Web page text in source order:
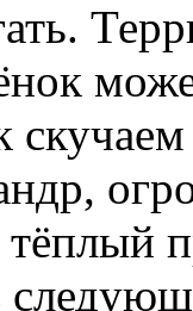
тёплый